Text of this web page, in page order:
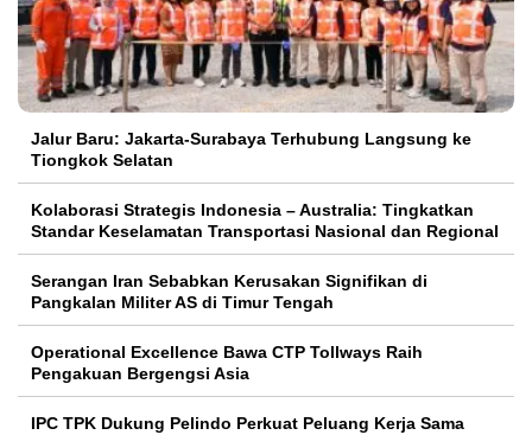
Jalur Baru: Jakarta-Surabaya Terhubung Langsung ke
Tiongkok Selatan
Kolaborasi Strategis Indonesia – Australia: Tingkatkan
Standar Keselamatan Transportasi Nasional dan Regional
Serangan Iran Sebabkan Kerusakan Signifikan di
Pangkalan Militer AS di Timur Tengah
Operational Excellence Bawa CTP Tollways Raih
Pengakuan Bergengsi Asia
IPC TPK Dukung Pelindo Perkuat Peluang Kerja Sama